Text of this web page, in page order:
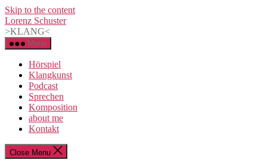
Skip to the content
Lorenz Schuster
>KLANG<
Menu
Hörspiel
Klangkunst
Podcast
Sprechen
Komposition
about me
Kontakt
Close Menu